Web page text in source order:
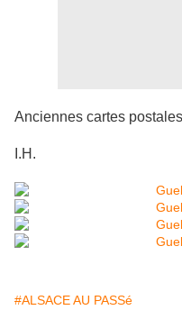
Anciennes cartes
I.H.
#ALSACE AU PASSé